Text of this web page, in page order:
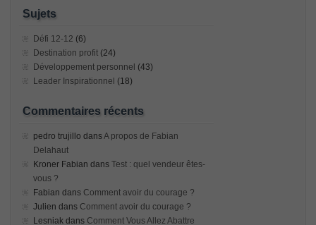
Sujets
Défi 12-12 (6)
Destination profit (24)
Développement personnel (43)
Leader Inspirationnel (18)
Commentaires récents
pedro trujillo dansA propos de Fabian
Delahaut
Kroner Fabian dans Test : quel vendeur êtes-
vous ?
Fabian dans Comment avoir du courage ?
Julien dans Comment avoir du courage ?
Lesniak dans Comment Vous Allez Abattre